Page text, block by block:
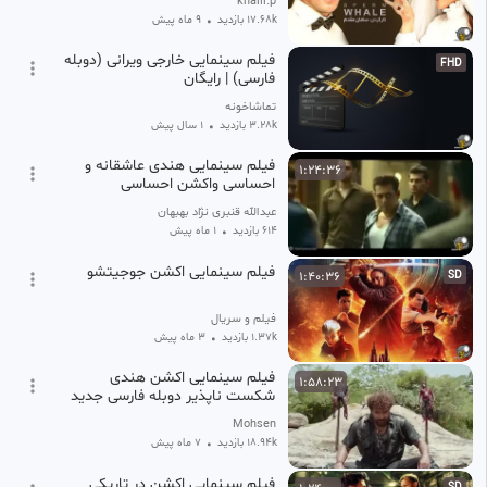
17.68k بازدید • 9 ماه پیش
FHD
فیلم سینمایی خارجی ویرانی (دوبله
فارسی) | رایگان
تماشاخونه
3.28k بازدید • 1 سال پیش
1:24:36
فیلم سینمایی هندی عاشقانه و
احساسی واکشن احساسی
عبدالله قنبری نژاد بهبهان
614 بازدید • 1 ماه پیش
SD
1:40:36 فیلم سینمایی اکشن جوجیتشو
فیلم و سریال
1.37k بازدید • 3 ماه پیش
1:58:23
فیلم سینمایی اکشن هندی
شکست ناپذیر دوبله فارسی جدید
Mohsen
18.94k بازدید • 7 ماه پیش